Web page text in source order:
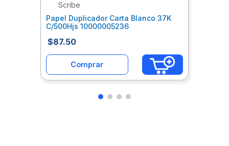
Scribe
Papel Duplicador Carta Blanco 37K
C/500Hjs 10000005236
$87.50
Comprar